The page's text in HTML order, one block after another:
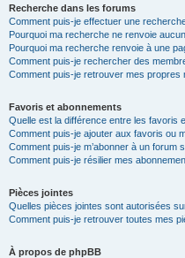
Recherche dans les forums
Comment puis-je effectuer une
Pourquoi ma recherche ne renvoie
Pourquoi ma recherche renvoie à une
Comment puis-je rechercher des
Comment puis-je retrouver mes propres
Favoris et abonnements
Quelle est la différence entre les favoris
Comment puis-je ajouter aux favoris ou
Comment puis-je m’abonner à un forum
Comment puis-je résilier mes
Pièces jointes
Quelles pièces jointes sont autorisées
Comment puis-je retrouver toutes mes
À propos de phpBB